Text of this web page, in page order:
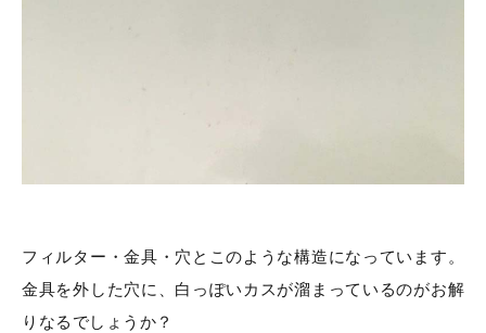
フィルター・金具・穴とこのような構造になっています。
金具を外した穴に、白っぽいカスが溜まっているのがお解
りなるでしょうか？